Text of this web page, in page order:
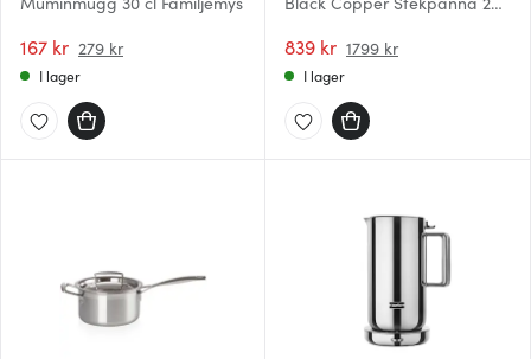
167 kr 279 kr
I lager
839 kr 1799 kr
I lager